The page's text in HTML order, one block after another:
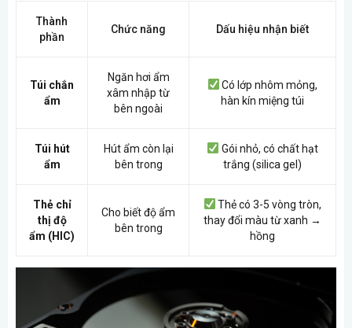
Thành
phần
Chức năng Dấu hiệu nhận biết
Túi chắn
ẩm
Ngăn hơi ẩm
xâm nhập từ
bên ngoài
Có lớp nhôm mỏng,
hàn kín miệng túi
Túi hút
ẩm
Hút ẩm còn lại
bên trong
Gói nhỏ, có chất hạt
trắng (silica gel)
Thẻ chỉ
thị độ
ẩm (HIC)
Cho biết độ ẩm
bên trong
Thẻ có 3-5 vòng tròn,
thay đổi màu từ xanh →
hồng